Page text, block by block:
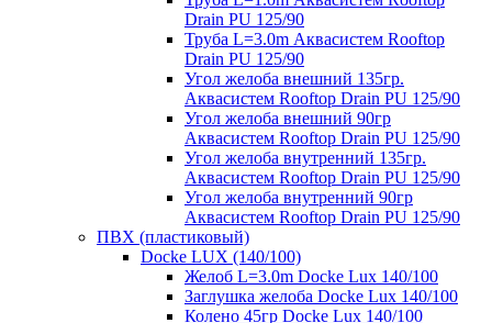
Drain PU 125/90
Труба L=3.0m Аквасистем Rooftop
Drain PU 125/90
Угол желоба внешний 135гр.
Аквасистем Rooftop Drain PU 125/90
Угол желоба внешний 90гр
Аквасистем Rooftop Drain PU 125/90
Угол желоба внутренний 135гр.
Аквасистем Rooftop Drain PU 125/90
Угол желоба внутренний 90гр
Аквасистем Rooftop Drain PU 125/90
ПВХ (пластиковый)
Docke LUX (140/100)
Желоб L=3.0m Docke Lux 140/100
Заглушка желоба Docke Lux 140/100
Колено 45гр Docke Lux 140/100